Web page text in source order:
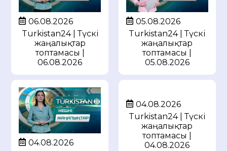
06.08.2026
Turkistan24 | Түскі
жаңалықтар
топтамасы |
06.08.2026
05.08.2026
Turkistan24 | Түскі
жаңалықтар
топтамасы |
05.08.2026
04.08.2026
04.08.2026
Turkistan24 | Түскі
жаңалықтар
топтамасы |
04.08.2026